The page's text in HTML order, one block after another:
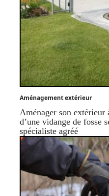
Aménagement extérieur
Aménager son extérieur
d’une vidange de fosse
spécialiste agréé